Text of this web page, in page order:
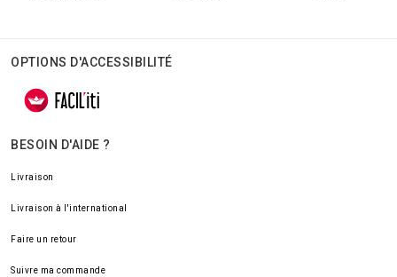
OPTIONS D'ACCESSIBILITÉ
BESOIN D'AIDE ?
Livraison
Livraison à l'international
Faire un retour
Suivre ma commande